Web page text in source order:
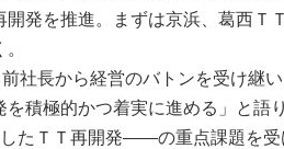
開発を推進。まずは京浜、葛西Ｔ
社長から経営のバトンを受け継
を積極的かつ着実に進める」と語
したＴＴ再開発――の重点課題を